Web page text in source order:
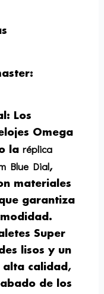
: Los
Omega
laréplica
Blue Dial,
materiales
garantiza
Super
lisos y un
alta calidad,
de los